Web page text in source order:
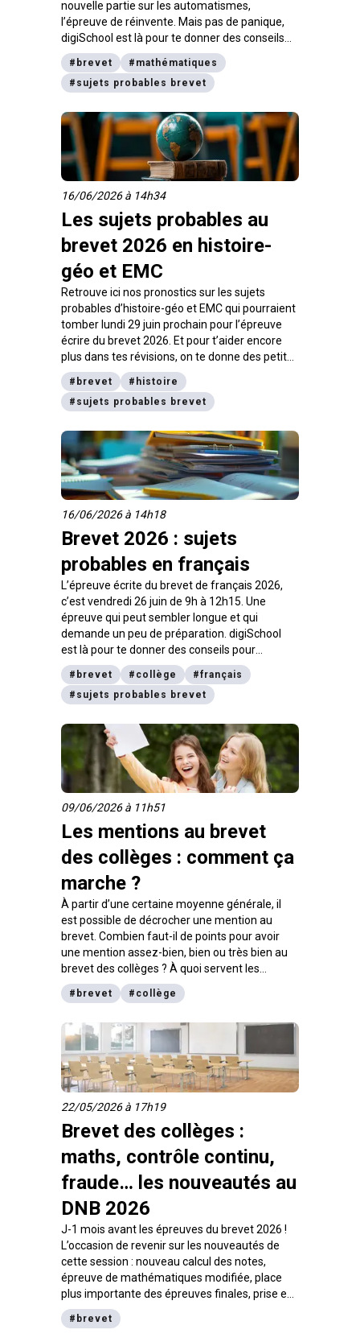
nouvelle partie sur les automatismes,
l’épreuve de réinvente. Mais pas de panique,
digiSchool est là pour te donner des conseils
pour organiser tes révisions et pour décrocher
une bonne note, notamment en décourant les
sujets probables dans cette matière.
# brevet # mathématiques
# sujets probables brevet
16/06/2026 à 14h34
Les sujets probables au
brevet 2026 en histoire-
géo et EMC
Retrouve ici nos pronostics sur les sujets
probables d’histoire-géo et EMC qui pourraient
tomber lundi 29 juin prochain pour l’épreuve
écrire du brevet 2026. Et pour t’aider encore
plus dans tes révisions, on te donne des petits
tips pour bien préparer ton épreuve.
# brevet # histoire
# sujets probables brevet
16/06/2026 à 14h18
Brevet 2026 : sujets
probables en français
L’épreuve écrite du brevet de français 2026,
c’est vendredi 26 juin de 9h à 12h15. Une
épreuve qui peut sembler longue et qui
demande un peu de préparation. digiSchool
est là pour te donner des conseils pour
organiser tes révisions et pour décrocher une
bonne note.
# brevet # collège #français
# sujets probables brevet
09/06/2026 à 11h51
Les mentions au brevet
des collèges : comment ça
marche ?
À partir d’une certaine moyenne générale, il
est possible de décrocher une mention au
brevet. Combien faut-il de points pour avoir
une mention assez-bien, bien ou très bien au
brevet des collèges ? À quoi servent les
mentions au DNB ? Explications dans cet
article. Tu pourras aussi calculer ta moyenne
ligne.
# brevet # collège
22/05/2026 à 17h19
Brevet des collèges :
maths, contrôle continu,
fraude… les nouveautés au
DNB 2026
J-1 mois avant les épreuves du brevet 2026 !
L’occasion de revenir sur les nouveautés de
cette session : nouveau calcul des notes,
épreuve de mathématiques modifiée, place
plus importante des épreuves finales, prise en
compte renforcée de la rédaction… Voici tout
ce qu’il faut connaître pour préparer le DNB
# brevet